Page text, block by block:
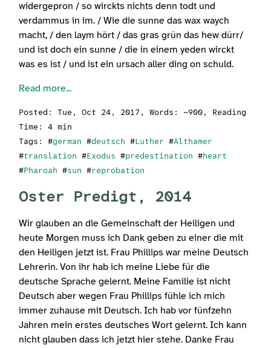
widergepron / so wirckts nichts denn todt und
verdammus in im. / Wie die sunne das wax waych
macht, / den laym hört / das gras grün das hew dürr/
und ist doch ein sunne / die in einem yeden wirckt
was es ist / und ist ein ursach aller ding on schuld.
Read more...
Posted:Tue, Oct 24, 2017 , Words: ~900, Reading
Time: 4 min
Tags: #german #deutsch #Luther #Althamer
#translation #Exodus #predestination #heart
#Pharoah #sun #reprobation
Oster Predigt, 2014
Wir glauben an die Gemeinschaft der Heiligen und
heute Morgen muss ich Dank geben zu einer die mit
den Heiligen jetzt ist. Frau Phillips war meine Deutsch
Lehrerin. Von ihr hab ich meine Liebe für die
deutsche Sprache gelernt. Meine Familie ist nicht
Deutsch aber wegen Frau Phillips fühle ich mich
immer zuhause mit Deutsch. Ich hab vor fünfzehn
Jahren mein erstes deutsches Wort gelernt. Ich kann
nicht glauben dass ich jetzt hier stehe. Danke Frau